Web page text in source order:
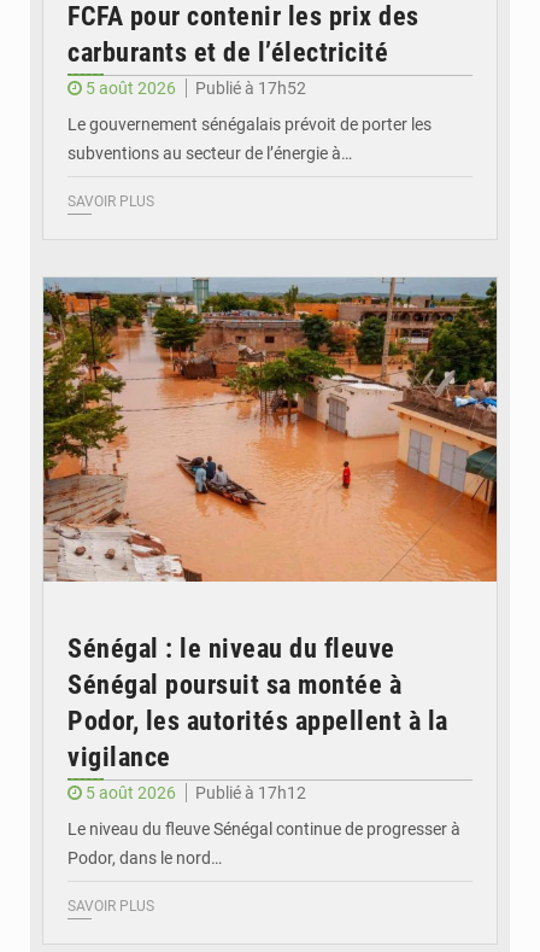
FCFA pour contenir les prix des
carburants et de l’électricité
5 août 2026
Publié à 17h52
Le gouvernement sénégalais prévoit de porter les
subventions au secteur de l’énergie à…
SAVOIR PLUS
Sénégal : le niveau du fleuve
Sénégal poursuit sa montée à
Podor, les autorités appellent à la
vigilance
5 août 2026
Publié à 17h12
Le niveau du fleuve Sénégal continue de progresser à
Podor, dans le nord…
SAVOIR PLUS